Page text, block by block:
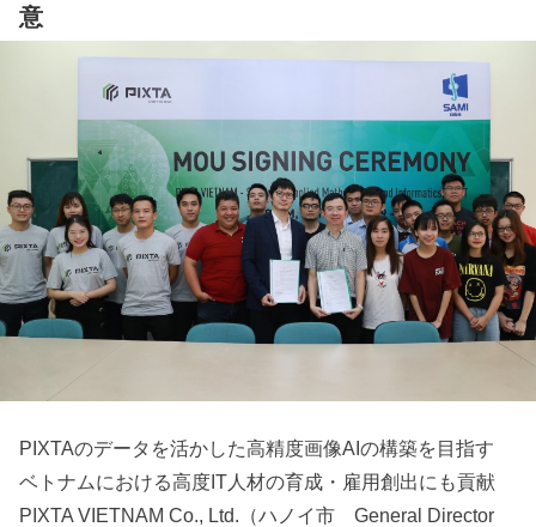
意
PIXTAのデータを活かした高精度画像AIの構築を目指す
ベトナムにおける高度IT人材の育成・雇用創出にも貢献
PIXTA VIETNAM Co., Ltd.（ハノイ市 General Director